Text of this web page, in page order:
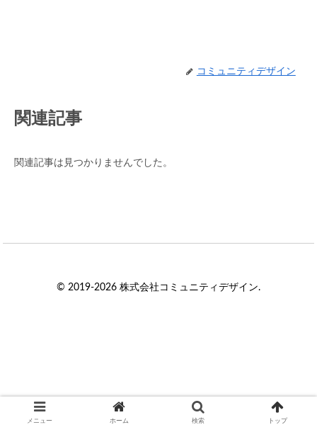
コミュニティデザイン
関連記事
関連記事は見つかりませんでした。
© 2019-2026 株式会社コミュニティデザイン.
メニュー ホーム 検索 トップ